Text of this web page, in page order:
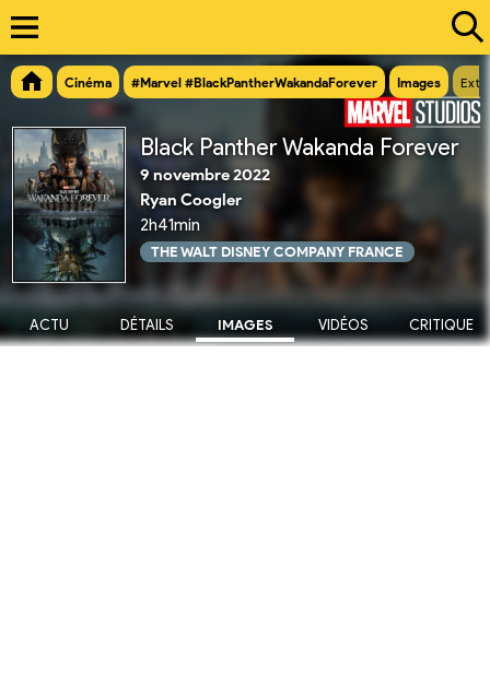
Cinéma #Marvel #BlackPantherWakandaForever Images
Black Panther Wakanda Forever
9 novembre 2022
Ryan Coogler
2h41min
THE WALT DISNEY COMPANY FRANCE
ACTU DÉTAILS IMAGES VIDÉOS CRITIQUE